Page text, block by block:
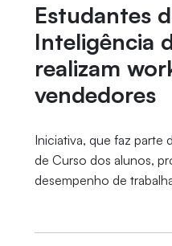
Estudantes
Inteligência
realizam
vendedores
Iniciativa, que faz parte
de Curso dos alunos,
desempenho de